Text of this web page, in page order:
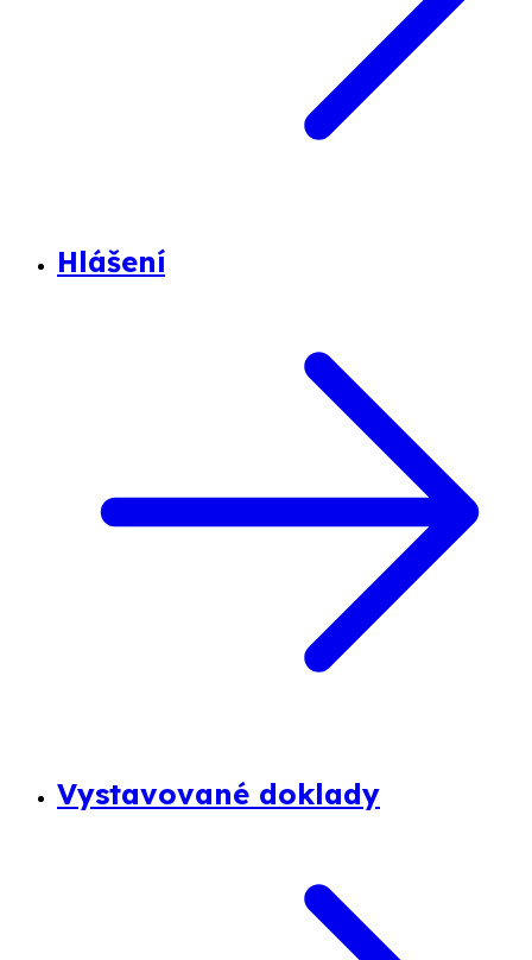
Hlášení
Vystavované doklady